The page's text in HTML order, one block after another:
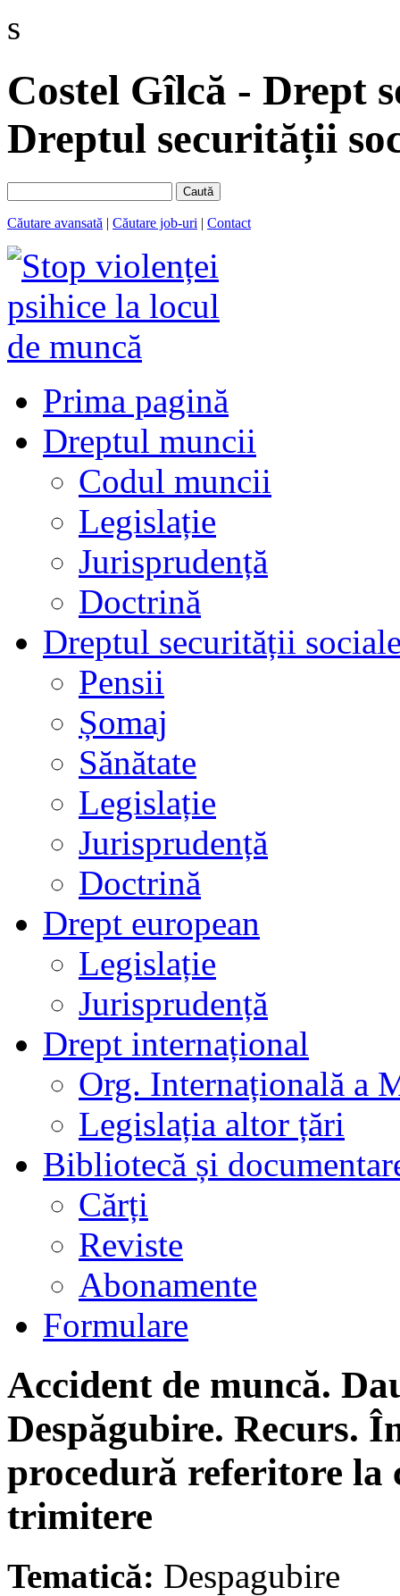
s
Costel Gîlcă - Drept
Dreptul securității
Caută
Căutare avansată | Căutare job-uri | Contact
Prima pagină
Dreptul muncii
Codul muncii
Legislație
Jurisprudență
Doctrină
Dreptul securității
Pensii
Șomaj
Sănătate
Legislație
Jurisprudență
Doctrină
Drept european
Legislație
Jurisprudență
Drept internațional
Org. Internațională a
Legislația altor țări
Bibliotecă și
Cărți
Reviste
Abonamente
Formulare
Accident de muncă.
Despăgubire. Recurs.
procedură referitore la
trimitere
Tematică: Despagubire